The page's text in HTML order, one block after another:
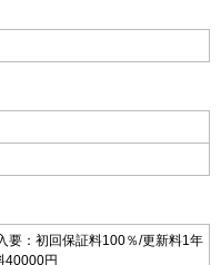
要：初回保証料100％/更新料1年
40000円